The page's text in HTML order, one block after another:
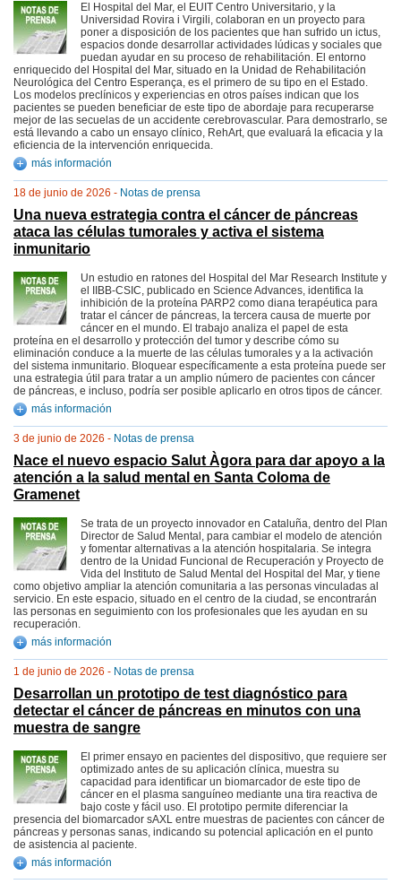
El Hospital del Mar, el EUIT Centro Universitario, y la
Universidad Rovira i Virgili, colaboran en un proyecto para
poner a disposición de los pacientes que han sufrido un ictus,
espacios donde desarrollar actividades lúdicas y sociales que
puedan ayudar en su proceso de rehabilitación. El entorno
enriquecido del Hospital del Mar, situado en la Unidad de Rehabilitación
Neurológica del Centro Esperança, es el primero de su tipo en el Estado.
Los modelos preclínicos y experiencias en otros países indican que los
pacientes se pueden beneficiar de este tipo de abordaje para recuperarse
mejor de las secuelas de un accidente cerebrovascular. Para demostrarlo, se
está llevando a cabo un ensayo clínico, RehArt, que evaluará la eficacia y la
eficiencia de la intervención enriquecida.
más información
18 de junio de 2026 - Notas de prensa
Una nueva estrategia contra el cáncer de páncreas
ataca las células tumorales y activa el sistema
inmunitario
Un estudio en ratones del Hospital del Mar Research Institute y
el IIBB-CSIC, publicado en Science Advances, identifica la
inhibición de la proteína PARP2 como diana terapéutica para
tratar el cáncer de páncreas, la tercera causa de muerte por
cáncer en el mundo. El trabajo analiza el papel de esta
proteína en el desarrollo y protección del tumor y describe cómo su
eliminación conduce a la muerte de las células tumorales y a la activación
del sistema inmunitario. Bloquear específicamente a esta proteína puede ser
una estrategia útil para tratar a un amplio número de pacientes con cáncer
de páncreas, e incluso, podría ser posible aplicarlo en otros tipos de cáncer.
más información
3 de junio de 2026 - Notas de prensa
Nace el nuevo espacio Salut Àgora para dar apoyo a la
atención a la salud mental en Santa Coloma de
Gramenet
Se trata de un proyecto innovador en Cataluña, dentro del Plan
Director de Salud Mental, para cambiar el modelo de atención
y fomentar alternativas a la atención hospitalaria. Se integra
dentro de la Unidad Funcional de Recuperación y Proyecto de
Vida del Instituto de Salud Mental del Hospital del Mar, y tiene
como objetivo ampliar la atención comunitaria a las personas vinculadas al
servicio. En este espacio, situado en el centro de la ciudad, se encontrarán
las personas en seguimiento con los profesionales que les ayudan en su
recuperación.
más información
1 de junio de 2026 - Notas de prensa
Desarrollan un prototipo de test diagnóstico para
detectar el cáncer de páncreas en minutos con una
muestra de sangre
El primer ensayo en pacientes del dispositivo, que requiere ser
optimizado antes de su aplicación clínica, muestra su
capacidad para identificar un biomarcador de este tipo de
cáncer en el plasma sanguíneo mediante una tira reactiva de
bajo coste y fácil uso. El prototipo permite diferenciar la
presencia del biomarcador sAXL entre muestras de pacientes con cáncer de
páncreas y personas sanas, indicando su potencial aplicación en el punto
de asistencia al paciente.
más información